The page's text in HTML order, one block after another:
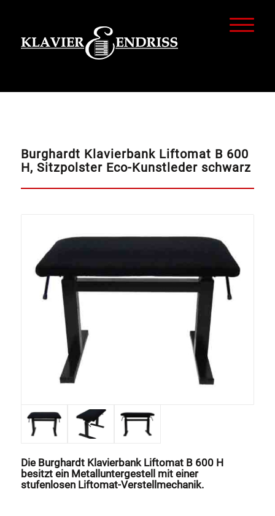
Burghardt Klavierbank Liftomat B 600
H, Sitzpolster Eco-Kunstleder schwarz
Die Burghardt Klavierbank Liftomat B 600 H
besitzt ein Metalluntergestell mit einer
stufenlosen Liftomat-Verstellmechanik.